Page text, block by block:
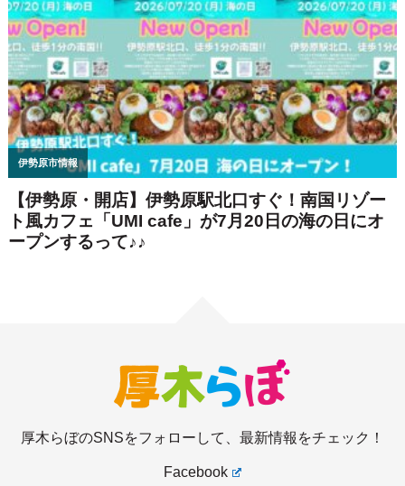
厚木らぼのSNSをフォローして、最新情報をチェック！
Facebook